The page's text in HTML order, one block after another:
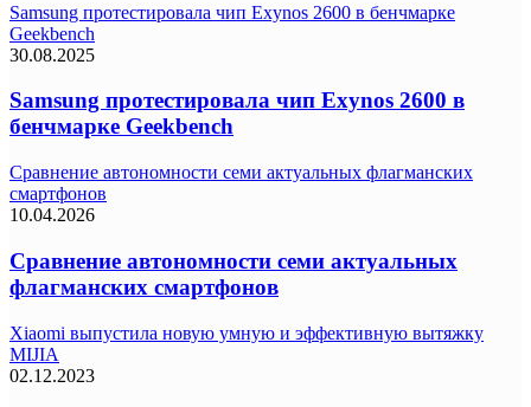
Samsung протестировала чип Exynos 2600 в бенчмарке
Geekbench
30.08.2025
Samsung протестировала чип Exynos 2600 в
бенчмарке Geekbench
Сравнение автономности семи актуальных флагманских
смартфонов
10.04.2026
Сравнение автономности семи актуальных
флагманских смартфонов
Xiaomi выпустила новую умную и эффективную вытяжку
MIJIA
02.12.2023